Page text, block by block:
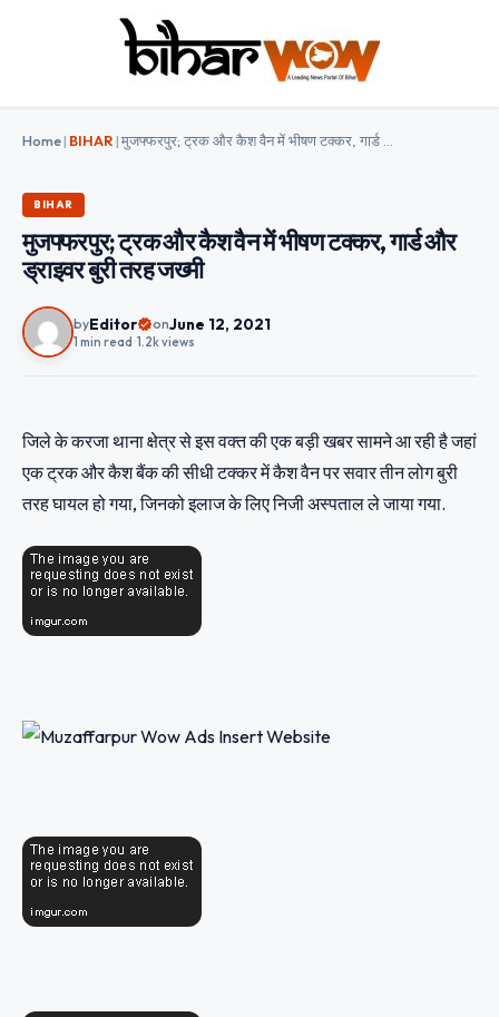
Home| BIHAR|
BIHAR
मुजफ्फरपुर; ट्रक और कैश वैन में भीषण टक्कर, गार्ड और
ड्राइवर बुरी तरह जख्मी
byEditor onJune 12, 2021
1 min read 1.2k views
जिले के करजा थाना क्षेत्र से इस वक्त की एक बड़ी खबर सामने आ रही है जहां
एक ट्रक और कैश बैंक की सीधी टक्कर में कैश वैन पर सवार तीन लोग बुरी
तरह घायल हो गया, जिनको इलाज के लिए निजी अस्पताल ले जाया गया.